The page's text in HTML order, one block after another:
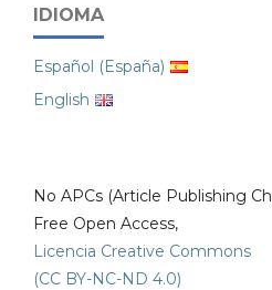
IDIOMA
Español (España)
English
No APCs (Article Publishing
Free Open Access,
Licencia Creative Commons
(CC BY-NC-ND 4.0)